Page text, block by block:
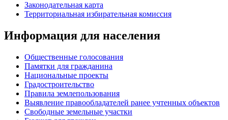
Законодательная карта
Территориальная избирательная комиссия
Информация для населения
Общественные голосования
Памятки для гражданина
Национальные проекты
Градостроительство
Правила землепользования
Выявление правообладателей ранее учтенных объектов
Свободные земельные участки